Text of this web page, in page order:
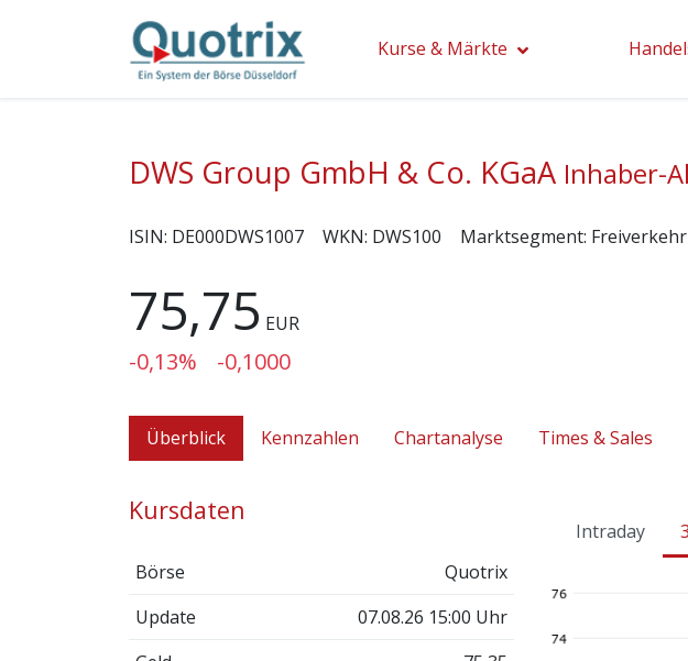
Kurse & Märkte
DWS Group GmbH & Co. KGaA Inhaber-
ISIN: DE000DWS1007 WKN: DWS100 Marktsegment: Freiverkehr
75,75 EUR
-0,13% -0,1000
Überblick Kennzahlen Chartanalyse Times & Sales
Kursdaten
Börse
Quotrix
Update
07.08.26 15:00 Uhr
Intraday